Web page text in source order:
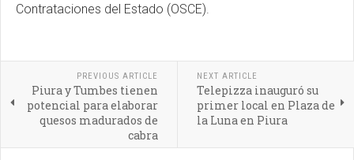
Contrataciones del Estado (OSCE).
PREVIOUS ARTICLE
Piura y Tumbes tienen
potencial para elaborar
quesos madurados de
cabra
NEXT ARTICLE
Telepizza inauguró su
primer local en Plaza de
la Luna en Piura